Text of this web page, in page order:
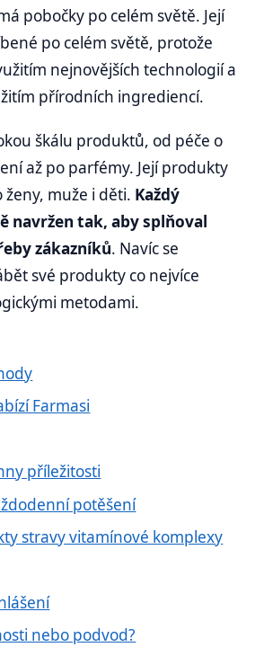
pobočky po celém světě. Její
po celém světě, protože
nejnovějších technologií a
přírodních ingrediencí.
škálu produktů, od péče o
až po parfémy. Její produkty
muže i děti. Každý
navržen tak, aby splňoval
zákazníků. Navíc se
své produkty co nejvíce
metodami.
Farmasi
příležitosti
potěšení
stravy vitamínové komplexy
nebo podvod?